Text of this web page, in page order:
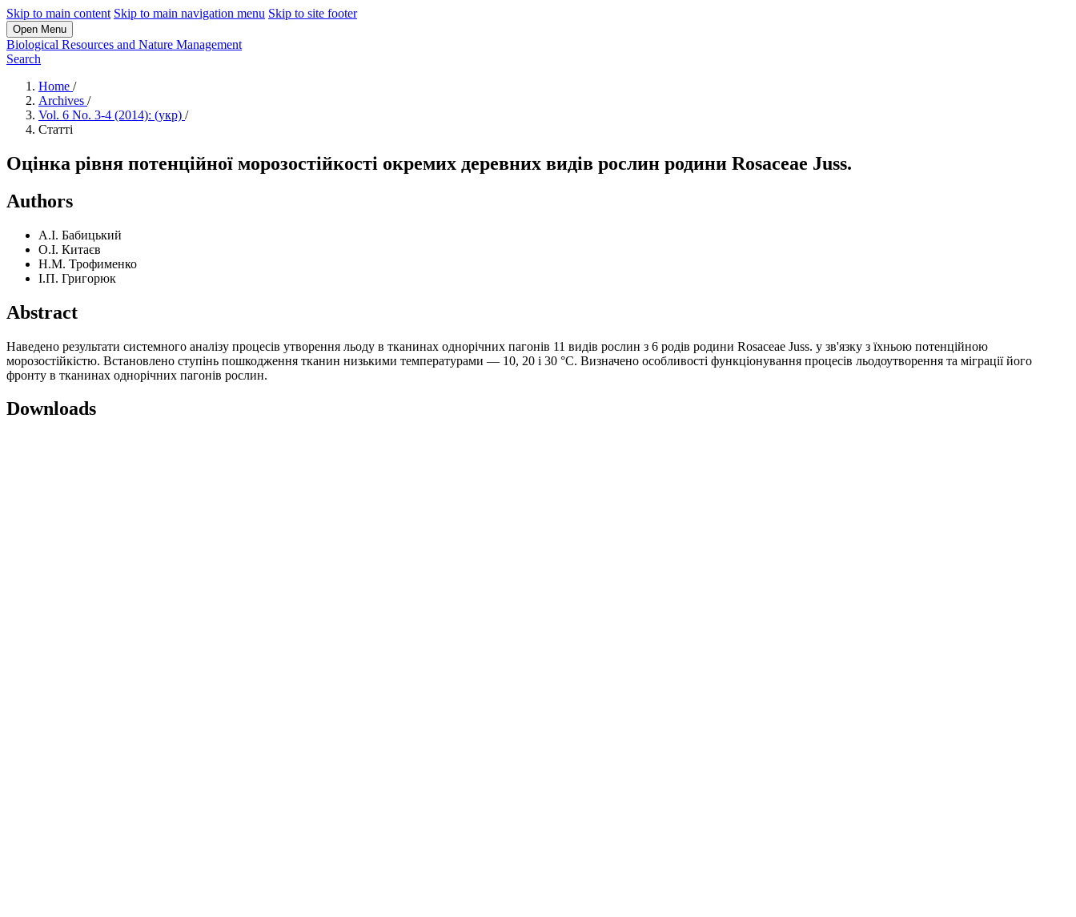
Skip to main content Skip to main navigation menu Skip to site footer
Open Menu
Biological Resources and Nature Management
Search
Home /
Archives /
Vol. 6 No. 3-4 (2014): (укр) /
Статті
Оцінка рівня потенційної морозостійкості окремих деревних видів рослин родини Rosaceae Juss.
Authors
А.І. Бабицький
О.І. Китаєв
Н.М. Трофименко
І.П. Григорюк
Abstract
Наведено результати системного аналізу процесів утворення льоду в тканинах однорічних пагонів 11 видів рослин з 6 родів родини Rosaceae Juss. у зв'язку з їхньою потенційною
морозостійкістю. Встановлено ступінь пошкодження тканин низькими температурами — 10, 20 і 30 °С. Визначено особливості функціонування процесів льодоутворення та міграції його
фронту в тканинах однорічних пагонів рослин.
Downloads